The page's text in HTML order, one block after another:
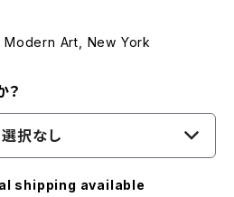
Art, New York
？
選択なし
shipping available